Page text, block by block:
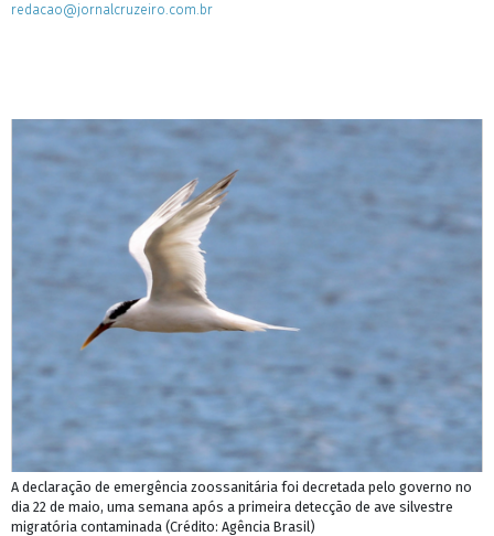
redacao@jornalcruzeiro.com.br
A declaração de emergência zoossanitária foi decretada pelo governo no
dia 22 de maio, uma semana após a primeira detecção de ave silvestre
migratória contaminada (Crédito: Agência Brasil)